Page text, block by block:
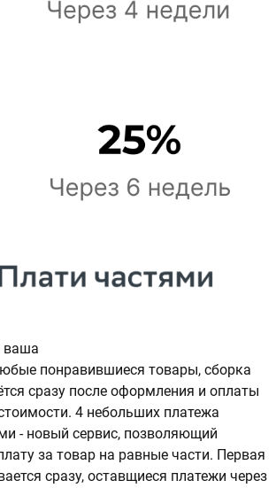
ваша
понравившиеся товары, сборка
сразу после оформления и оплаты
4 небольших платежа
- новый сервис, позволяющий
за товар на равные части. Первая
сразу, оставщиеся платежи через